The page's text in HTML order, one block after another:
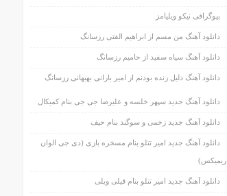
بیوگرافی نیکو ویلیامز
دانلود آهنگ من مسم از ابراهیم الفتی رزسانگ
دانلود آهنگ سیاه سفید از حامیم رزسانگ
دانلود آهنگ دلیل زنده بودنم از امیر بارانی بهبهانی رزسانگ
دانلود آهنگ جدید سپهر خلسه و علیرضا جی جی بنام کمیکال
دانلود آهنگ جدید زخمی و سوگند بنام حیف
دانلود آهنگ جدید امیر تتلو بنام مسخره بازی (دی جی الوان
ریمیکس)
دانلود آهنگ جدید امیر تتلو بنام قیلی ویلی